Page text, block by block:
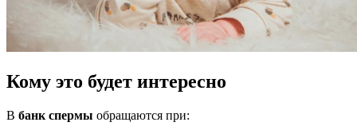
Кому это будет интересно
В банк спермы обращаются при: